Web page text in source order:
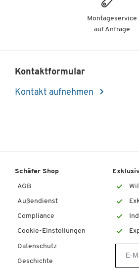
Montageservice
auf Anfrage
Kontaktformular
Kontakt aufnehmen
Schäfer Shop
AGB
Außendienst
Compliance
Cookie-Einstellungen
Datenschutz
Geschichte